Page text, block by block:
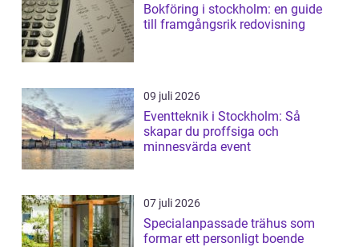
Bokföring i stockholm: en guide
till framgångsrik redovisning
09 juli 2026
Eventteknik i Stockholm: Så
skapar du proffsiga och
minnesvärda event
07 juli 2026
Specialanpassade trähus som
formar ett personligt boende